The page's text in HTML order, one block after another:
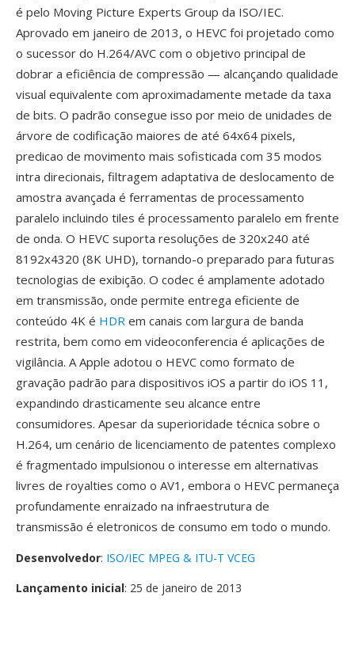
é pelo Moving Picture Experts Group da ISO/IEC.
Aprovado em janeiro de 2013, o HEVC foi projetado como
o sucessor do H.264/AVC com o objetivo principal de
dobrar a eficiência de compressão — alcançando qualidade
visual equivalente com aproximadamente metade da taxa
de bits. O padrão consegue isso por meio de unidades de
árvore de codificação maiores de até 64x64 pixels,
predicao de movimento mais sofisticada com 35 modos
intra direcionais, filtragem adaptativa de deslocamento de
amostra avançada é ferramentas de processamento
paralelo incluindo tiles é processamento paralelo em frente
de onda. O HEVC suporta resoluções de 320x240 até
8192x4320 (8K UHD), tornando-o preparado para futuras
tecnologias de exibição. O codec é amplamente adotado
em transmissão, onde permite entrega eficiente de
conteúdo 4K é HDR em canais com largura de banda
restrita, bem como em videoconferencia é aplicações de
vigilância. A Apple adotou o HEVC como formato de
gravação padrão para dispositivos iOS a partir do iOS 11,
expandindo drasticamente seu alcance entre
consumidores. Apesar da superioridade técnica sobre o
H.264, um cenário de licenciamento de patentes complexo
é fragmentado impulsionou o interesse em alternativas
livres de royalties como o AV1, embora o HEVC permaneça
profundamente enraizado na infraestrutura de
transmissão é eletronicos de consumo em todo o mundo.
Desenvolvedor: ISO/IEC MPEG & ITU-T VCEG
Lançamento inicial: 25 de janeiro de 2013